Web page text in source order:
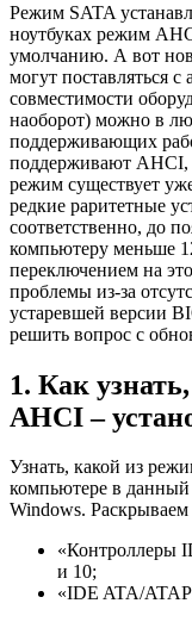
Режим SATA
ноутбуках режим
умолчанию. А вот
могут поставляться
совместимости
наоборот) можно в
поддерживающих
поддерживают AHCI,
режим существует
редкие раритетные
соответственно, до
компьютеру меньше
переключением на
проблемы из-за
устаревшей версии
решить вопрос с
1. Как
AHCI –
Узнать, какой из
компьютере в данный
Windows. Раскрываем
«Контроллеры
и 10;
«IDE ATA/